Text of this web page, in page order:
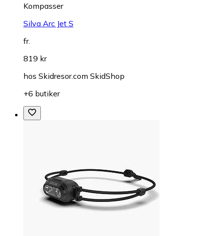
Kompasser
Silva Arc Jet S
fr.
819 kr
hos Skidresor.com SkidShop
+6 butiker